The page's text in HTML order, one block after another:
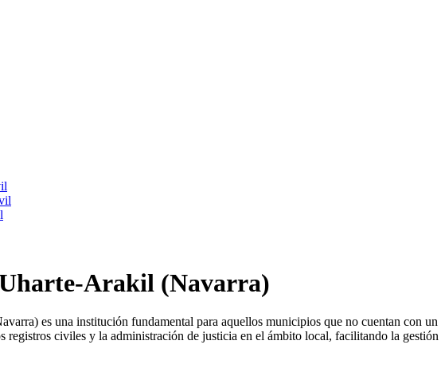
Arakil (Navarra)
es una institución fundamental para aquellos municipios que no cuentan con
registros civiles y la administración de justicia en el ámbito local, facilitando la